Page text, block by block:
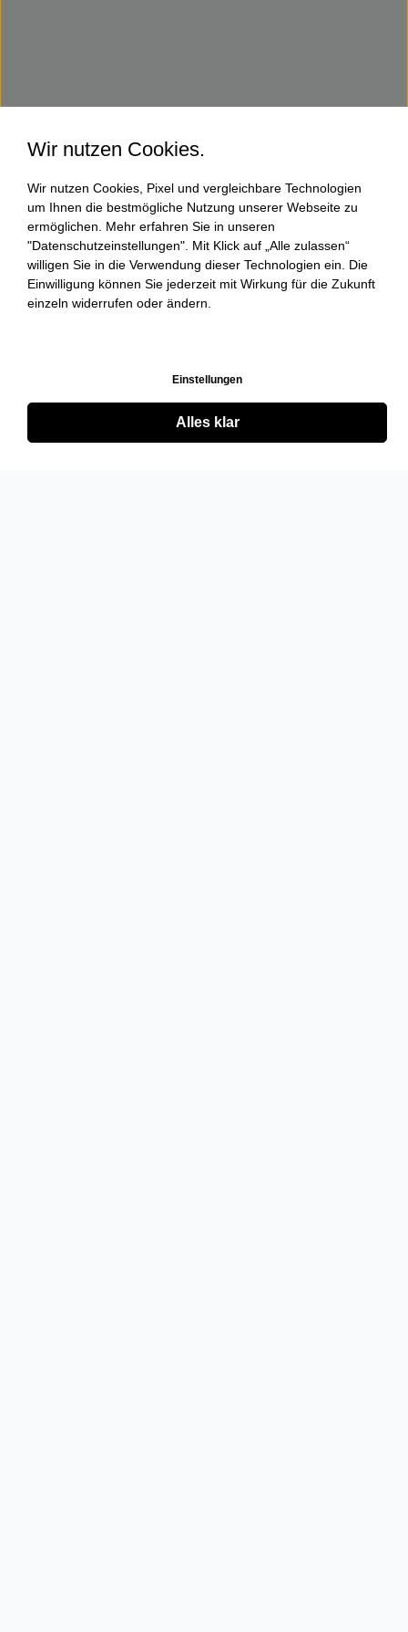
Wir nutzen Cookies.
Wir nutzen Cookies, Pixel und vergleichbare Technologien
um Ihnen die bestmögliche Nutzung unserer Webseite zu
ermöglichen. Mehr erfahren Sie in unseren
"Datenschutzeinstellungen". Mit Klick auf „Alle zulassen“
willigen Sie in die Verwendung dieser Technologien ein. Die
Einwilligung können Sie jederzeit mit Wirkung für die Zukunft
einzeln widerrufen oder ändern.
Einstellungen
Alles klar